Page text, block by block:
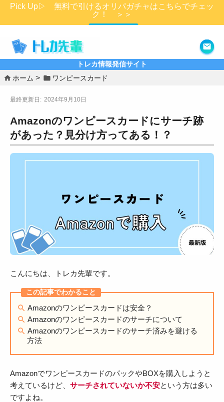
Pick Up▷ 無料で引けるオリパガチャはこちらでチェッ
ク！ ＞＞
トレカ情報発信サイト
ホーム ワンピースカード
2024年9月10日
Amazonのワンピースカードにサーチ跡
があった？見分け方ってある！？
こんにちは、トレカ先輩です。
Amazonのワンピースカードは安全？
Amazonのワンピースカードのサーチについて
Amazonのワンピースカードのサーチ済みを避ける
方法
AmazonでワンピースカードのパックやBOXを購入しようと
考えているけど、 サーチされていないか不安という方は多い
ですよね。